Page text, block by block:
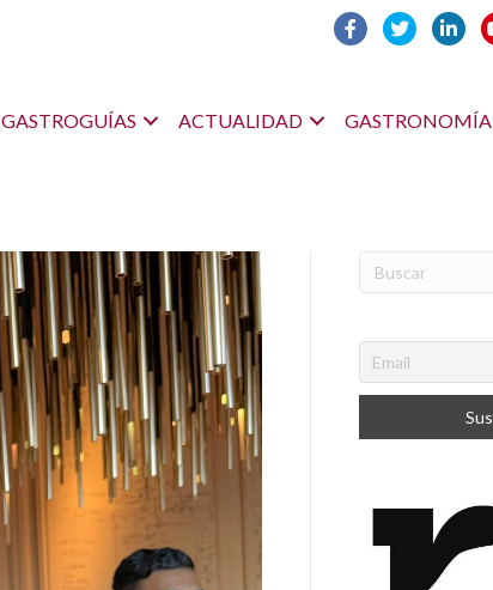
GASTROGUÍAS ACTUALIDAD GASTRONOMÍA